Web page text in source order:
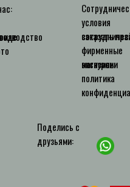
условия
заказать
фирменные
магазины
политика
Поделись с
друзьями:
экскурсии